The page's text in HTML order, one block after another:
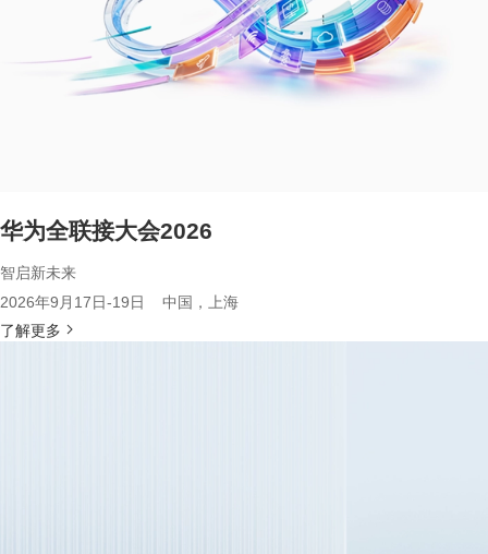
华为全联接大会2026
智启新未来
2026年9月17日-19日 中国，上海
了解更多